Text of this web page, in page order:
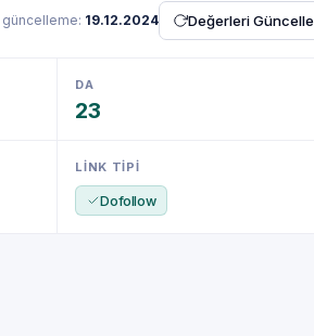
güncelleme: 19.12.2024 Değerleri Güncelle
DA
23
LINK TIPI
Dofollow